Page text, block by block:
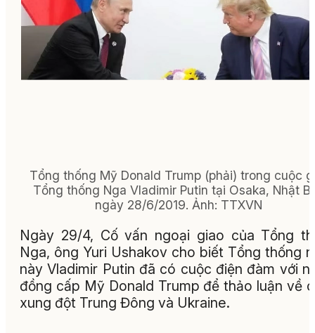
Tổng thống Mỹ Donald Trump (phải) trong cuộc
Tổng thống Nga Vladimir Putin tại Osaka, Nhật
ngày 28/6/2019. Ảnh: TTXVN
Ngày 29/4, Cố vấn ngoại giao của Tổng
Nga, ông Yuri Ushakov cho biết Tổng thống
này Vladimir Putin đã có cuộc điện đàm với
đồng cấp Mỹ Donald Trump để thảo luận về
xung đột Trung Đông và Ukraine.